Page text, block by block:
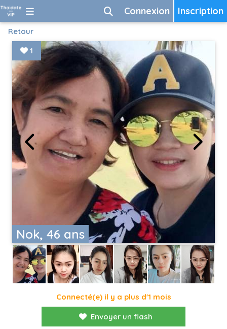
Inscription
Connexion
Retour
Nok, 46 ans
1
Connecté(e) il y a plus d'1 mois
Envoyer un flash